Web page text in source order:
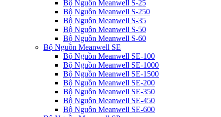
Bộ Nguồn Meanwell S-25
Bộ Nguồn Meanwell S-250
Bộ Nguồn Meanwell S-35
Bộ Nguồn Meanwell S-50
Bộ Nguồn Meanwell S-60
Bộ Nguồn Meanwell SE
Bộ Nguồn Meanwell SE-100
Bộ Nguồn Meanwell SE-1000
Bộ Nguồn Meanwell SE-1500
Bộ Nguồn Meanwell SE-200
Bộ Nguồn Meanwell SE-350
Bộ Nguồn Meanwell SE-450
Bộ Nguồn Meanwell SE-600